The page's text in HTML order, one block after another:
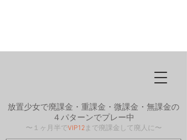
放置少女で廃課金・重課金・微課金・無課金の
４パターンでプレー中
〜１ヶ月半でVIP12まで廃課金して廃人に〜